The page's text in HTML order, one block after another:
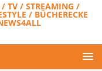
TV / STREAMING /
/ BÜCHERECKE